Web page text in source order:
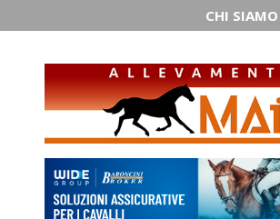
CHI SIAMO